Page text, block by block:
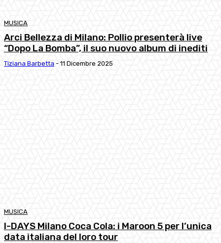
MUSICA
Arci Bellezza di Milano: Pollio presenterà live
“Dopo La Bomba”, il suo nuovo album di inediti
Tiziana Barbetta - 11 Dicembre 2025
MUSICA
I-DAYS Milano Coca Cola: i Maroon 5 per l’unica
data italiana del loro tour